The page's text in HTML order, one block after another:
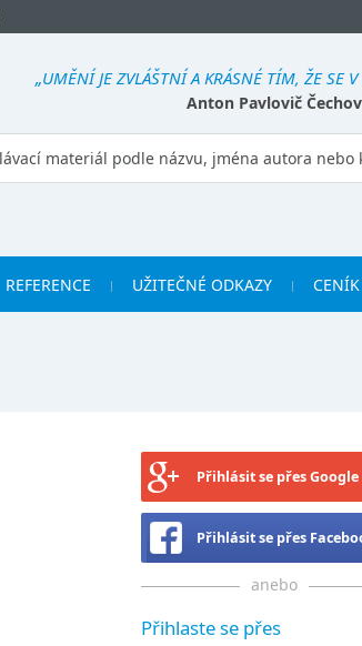
„UMĚNÍ JE ZVLÁŠTNÍ A KRÁSNÉ TÍM, ŽE SE
Anton Pavlovič Čechov
REFERENCE UŽITEČNÉ ODKAZY
Přihlásit se přes Google
Přihlásit se přes
anebo
Přihlaste se přes